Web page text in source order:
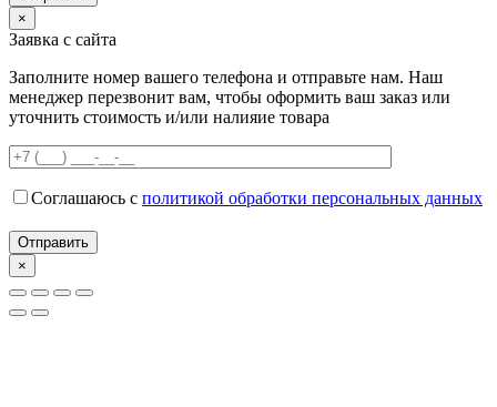
×
Заявка с сайта
Заполните номер вашего телефона и отправьте нам. Наш
менеджер перезвонит вам, чтобы оформить ваш заказ или
уточнить стоимость и/или налияие товара
Соглашаюсь с политикой обработки персональных данных
×